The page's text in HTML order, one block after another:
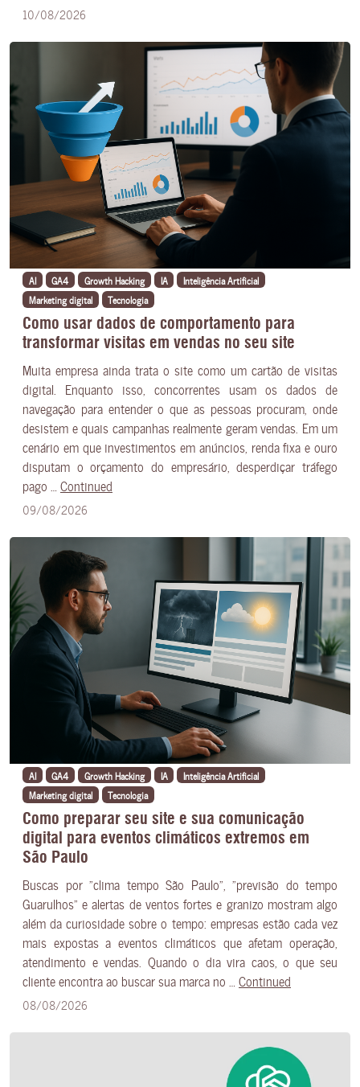
10/08/2026
AI GA4 Growth Hacking IA
Inteligência Artificial
Marketing digital
Tecnologia
Como usar dados de comportamento para
transformar visitas em vendas no seu site
Muita empresa ainda trata o site como um cartão de visitas
digital. Enquanto isso, concorrentes usam os dados de
navegação para entender o que as pessoas procuram, onde
desistem e quais campanhas realmente geram vendas. Em um
cenário em que investimentos em anúncios, renda fixa e ouro
disputam o orçamento do empresário, desperdiçar tráfego
pago … Continued
09/08/2026
AI GA4 Growth Hacking IA
Inteligência Artificial
Marketing digital
Tecnologia
Como preparar seu site e sua comunicação
digital para eventos climáticos extremos em
São Paulo
Buscas por “clima tempo São Paulo”, “previsão do tempo
Guarulhos” e alertas de ventos fortes e granizo mostram algo
além da curiosidade sobre o tempo: empresas estão cada vez
mais expostas a eventos climáticos que afetam operação,
atendimento e vendas. Quando o dia vira caos, o que seu
cliente encontra ao buscar sua marca no … Continued
08/08/2026